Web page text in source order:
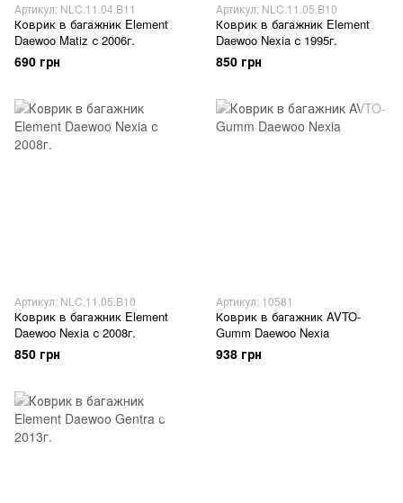
Артикул: NLC.11.04.B11
Коврик в багажник Element
Daewoo Matiz с 2006г.
690 грн
Артикул: NLC.11.05.B10
Коврик в багажник Element
Daewoo Nexia с 1995г.
850 грн
Артикул: NLC.11.05.B10
Коврик в багажник Element
Daewoo Nexia с 2008г.
850 грн
Артикул: 10581
Коврик в багажник AVTO-
Gumm Daewoo Nexia
938 грн